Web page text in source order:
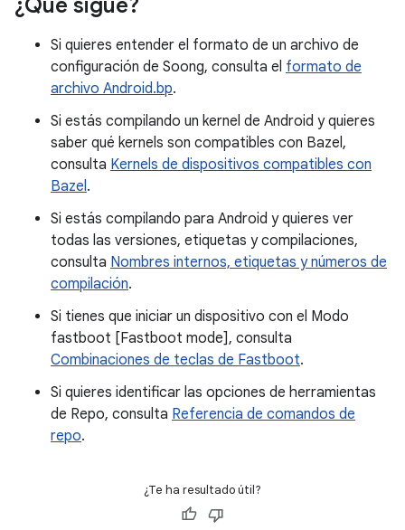
¿Qué sigue?
Si quieres entender el formato de un archivo de
configuración de Soong, consulta el formato de
archivo Android.bp.
Si estás compilando un kernel de Android y quieres
saber qué kernels son compatibles con Bazel,
consulta Kernels de dispositivos compatibles con
Bazel.
Si estás compilando para Android y quieres ver
todas las versiones, etiquetas y compilaciones,
consulta Nombres internos, etiquetas y números de
compilación.
Si tienes que iniciar un dispositivo con el Modo
fastboot [Fastboot mode], consulta
Combinaciones de teclas de Fastboot.
Si quieres identificar las opciones de herramientas
de Repo, consulta Referencia de comandos de
repo.
¿Te ha resultado útil?